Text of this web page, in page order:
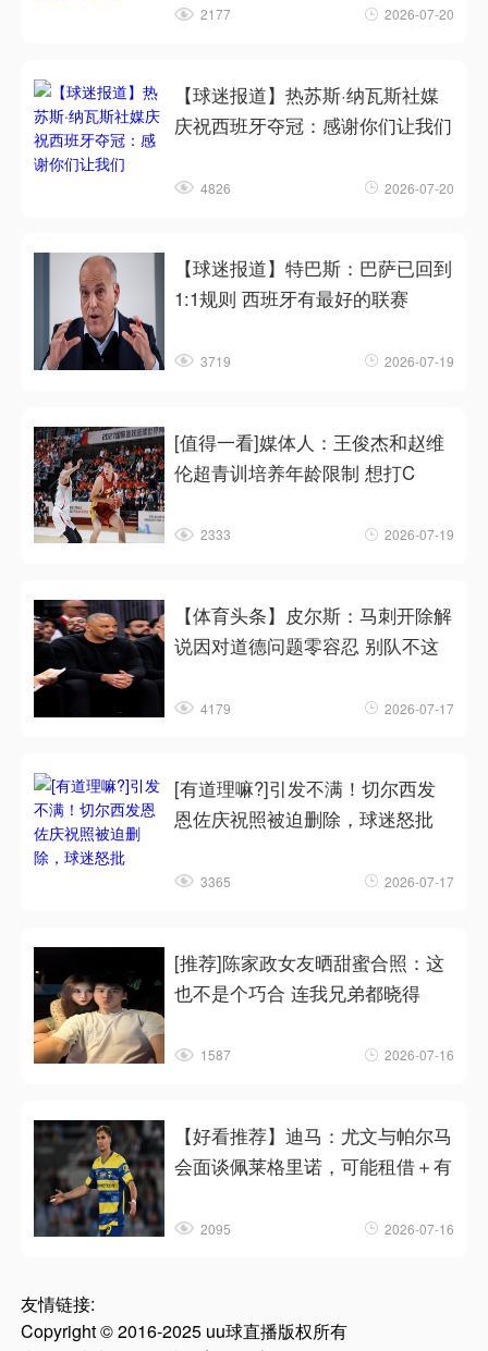
2177 2026-07-20
【球迷报道】热苏斯·纳瓦斯社媒
庆祝西班牙夺冠：感谢你们让我们
4826 2026-07-20
【球迷报道】特巴斯：巴萨已回到
1:1规则 西班牙有最好的联赛
3719 2026-07-19
[值得一看]媒体人：王俊杰和赵维
伦超青训培养年龄限制 想打C
2333 2026-07-19
【体育头条】皮尔斯：马刺开除解
说因对道德问题零容忍 别队不这
4179 2026-07-17
[有道理嘛?]引发不满！切尔西发
恩佐庆祝照被迫删除，球迷怒批
3365 2026-07-17
[推荐]陈家政女友晒甜蜜合照：这
也不是个巧合 连我兄弟都晓得
1587 2026-07-16
【好看推荐】迪马：尤文与帕尔马
会面谈佩莱格里诺，可能租借＋有
2095 2026-07-16
友情链接:
Copyright © 2016-2025 uu球直播版权所有